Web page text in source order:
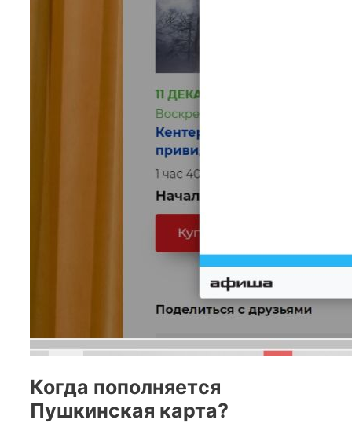
Когда пополняется
Пушкинская карта?